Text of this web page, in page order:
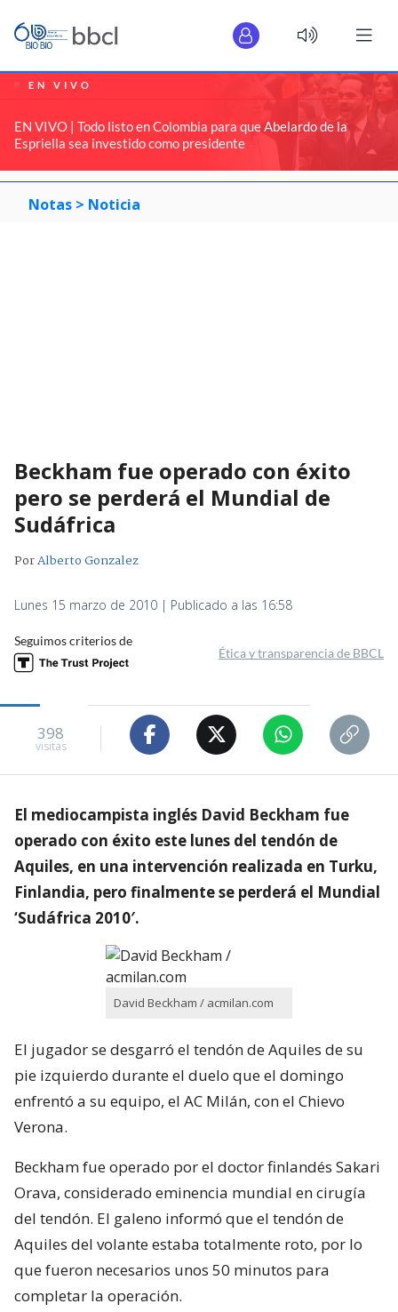
EN VIVO
EN VIVO | Todo listo en Colombia para que Abelardo de la
Espriella sea investido como presidente
Notas > Noticia
Beckham fue operado con éxito
pero se perderá el Mundial de
Sudáfrica
PorAlberto Gonzalez
Lunes 15 marzo de 2010 | Publicado a las 16:58
Seguimos criterios de
Ética y transparencia de BBCL
398
visitas
El mediocampista inglés David Beckham fue
operado con éxito este lunes del tendón de
Aquiles, en una intervención realizada en Turku,
Finlandia, pero finalmente se perderá el Mundial
‘Sudáfrica 2010′.
David Beckham / acmilan.com
El jugador se desgarró el tendón de Aquiles de su
pie izquierdo durante el duelo que el domingo
enfrentó a su equipo, el AC Milán, con el Chievo
Verona.
Beckham fue operado por el doctor finlandés Sakari
Orava, considerado eminencia mundial en cirugía
del tendón. El galeno informó que el tendón de
Aquiles del volante estaba totalmente roto, por lo
que fueron necesarios unos 50 minutos para
completar la operación.